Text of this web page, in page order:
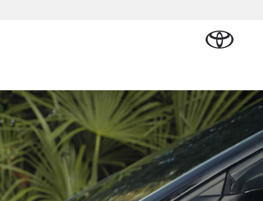
ELEKTRISCH
€ 32.995,-
Vraag een brochure aan
Bekijk de verwachte
modellen
Accessoires
Onderdelen
Accessoires
Banden
Werkplaatsafspraak
maken
Contact en
Route
Thuislaadpakketten
Laadpas
Energie en slim
laden
Lease
Bedrijfswagens op
maat
Financieren of
leasen
Verzekeren
Vraag een
brochure
aan
Contact en
Route